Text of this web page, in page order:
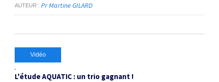
AUTEUR Pr Martine GILARD
Vidéo
L'étude AQUATIC : un trio gagnant !